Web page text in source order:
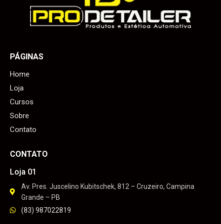
PÁGINAS
Home
Loja
Cursos
Sobre
Contato
CONTATO
Loja 01
Av. Pres. Juscelino Kubitschek, 812 – Cruzeiro, Campina
Grande – PB
(83) 987022819